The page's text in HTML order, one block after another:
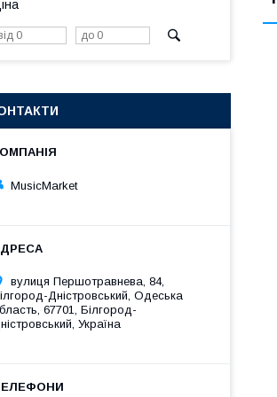
Ціна
MusicMarket
вулиця Першотравнева, 84,
Дністровський, Одеська
67701, Білгород-
Україна